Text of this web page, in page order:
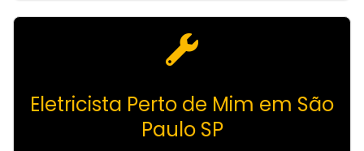
Eletricista Perto de Mim em São
Paulo SP